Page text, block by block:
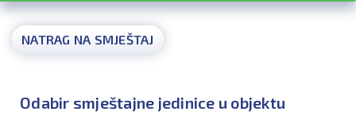
NATRAG NA SMJEŠTAJ
Odabir smještajne jedinice u objektu